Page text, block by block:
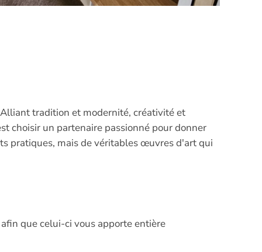
tradition et modernité, créativité et
choisir un partenaire passionné pour donner
pratiques, mais de véritables œuvres d'art qui
que celui-ci vous apporte entière